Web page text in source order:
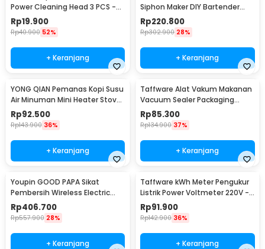
Power Cleaning Head 3 PCS -
DB003
Rp19.900
Rp40.900 52%
+ Keranjang
Siphon Maker DIY Bartender
CO2 1L - SD-MY
Rp220.800
Rp302.900 28%
+ Keranjang
YONG QIAN Pemanas Kopi Susu
Air Minuman Mini Heater Stove
Pot 500W - YQ-105
Rp92.500
Rp143.900 36%
+ Keranjang
Taffware Alat Vakum Makanan
Vacuum Sealer Packaging
Machine with Bag - HF-001
Rp85.300
Rp134.900 37%
+ Keranjang
Youpin GOOD PAPA Sikat
Pembersih Wireless Electric
Cleaning - CL99
Rp406.700
Rp557.900 28%
+ Keranjang
Taffware kWh Meter Pengukur
Listrik Power Voltmeter 220V -
DDS667
Rp91.900
Rp142.900 36%
+ Keranjang